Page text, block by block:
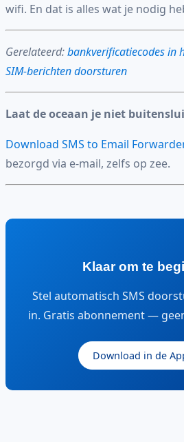
wifi. En dat is alles wat je nodig
Gerelateerd:bankverificatiecodes in
SIM-berichten doorsturen
Laat de oceaan je niet
Download SMS to Email
bezorgd via e-mail, zelfs op zee.
Klaar om te
Stel automatisch SMS
in. Gratis abonnement —
Download in de